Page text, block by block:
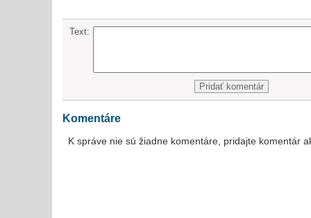
Text:
Komentáre
K správe nie sú žiadne komentáre, pridajte komentár